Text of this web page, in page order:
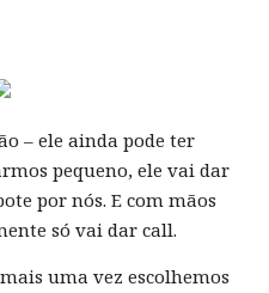
– ele ainda pode ter
pequeno, ele vai dar
por nós. E com mãos
só vai dar call.
uma vez escolhemos